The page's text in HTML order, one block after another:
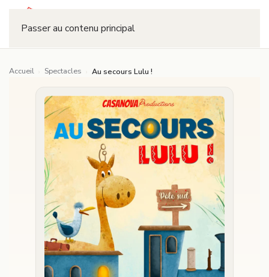
Passer au contenu principal
Accueil Spectacles Au secours Lulu !